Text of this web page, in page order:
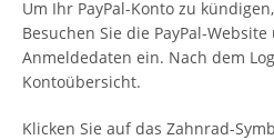
Um Ihr PayPal-Konto zu
Besuchen Sie die PayPal-
Anmeldedaten ein. Nach dem
Kontoübersicht.
Klicken Sie auf das Zahnrad-